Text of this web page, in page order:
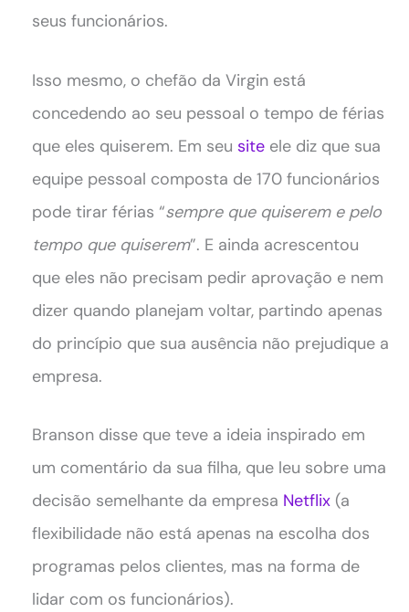
seus funcionários.
Isso mesmo, o chefão da Virgin está
concedendo ao seu pessoal o tempo de férias
que eles quiserem. Em seu site ele diz que sua
equipe pessoal composta de 170 funcionários
pode tirar férias “sempre que quiserem e pelo
tempo que quiserem”. E ainda acrescentou
que eles não precisam pedir aprovação e nem
dizer quando planejam voltar, partindo apenas
do princípio que sua ausência não prejudique a
empresa.
Branson disse que teve a ideia inspirado em
um comentário da sua filha, que leu sobre uma
decisão semelhante da empresa Netflix (a
flexibilidade não está apenas na escolha dos
programas pelos clientes, mas na forma de
lidar com os funcionários).